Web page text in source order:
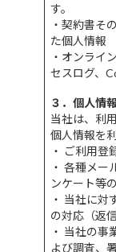
す。
・契約書そ
た個人情報
・オンライ
セスログ、
３．個人情
当社は、利
個人情報を
・ ご利用登
・ 各種メー
ンケート等
・ 当社に対
の対応（返
・ 当社の事
よび調査、